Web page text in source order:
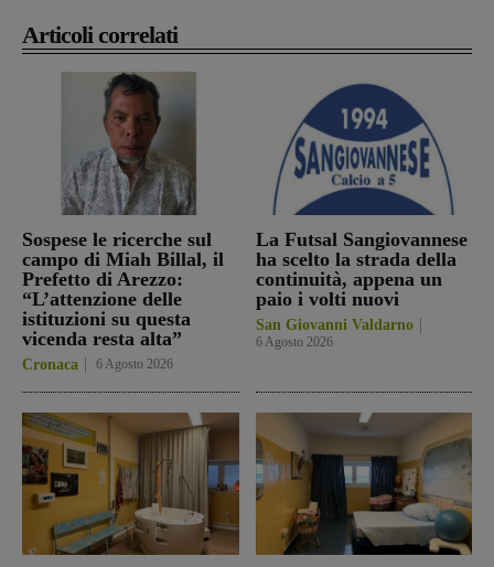
Articoli correlati
Sospese le ricerche sul
campo di Miah Billal, il
Prefetto di Arezzo:
“L’attenzione delle
istituzioni su questa
vicenda resta alta”
Cronaca 6 Agosto 2026
La Futsal Sangiovannese
ha scelto la strada della
continuità, appena un
paio i volti nuovi
San Giovanni Valdarno
6 Agosto 2026